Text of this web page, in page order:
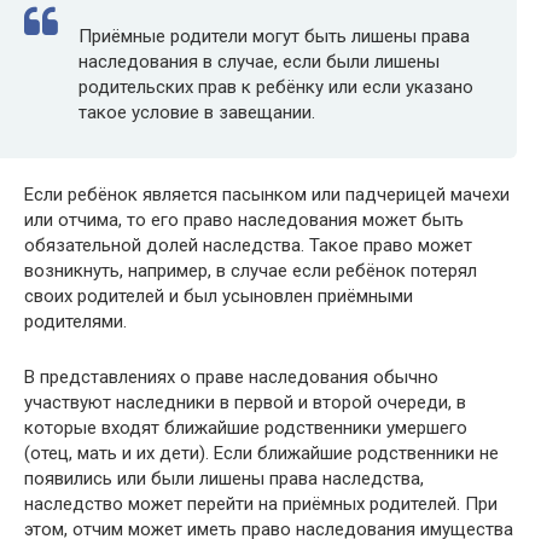
Приёмные родители могут быть лишены права
наследования в случае, если были лишены
родительских прав к ребёнку или если указано
такое условие в завещании.
Если ребёнок является пасынком или падчерицей мачехи
или отчима, то его право наследования может быть
обязательной долей наследства. Такое право может
возникнуть, например, в случае если ребёнок потерял
своих родителей и был усыновлен приёмными
родителями.
В представлениях о праве наследования обычно
участвуют наследники в первой и второй очереди, в
которые входят ближайшие родственники умершего
(отец, мать и их дети). Если ближайшие родственники не
появились или были лишены права наследства,
наследство может перейти на приёмных родителей. При
этом, отчим может иметь право наследования имущества